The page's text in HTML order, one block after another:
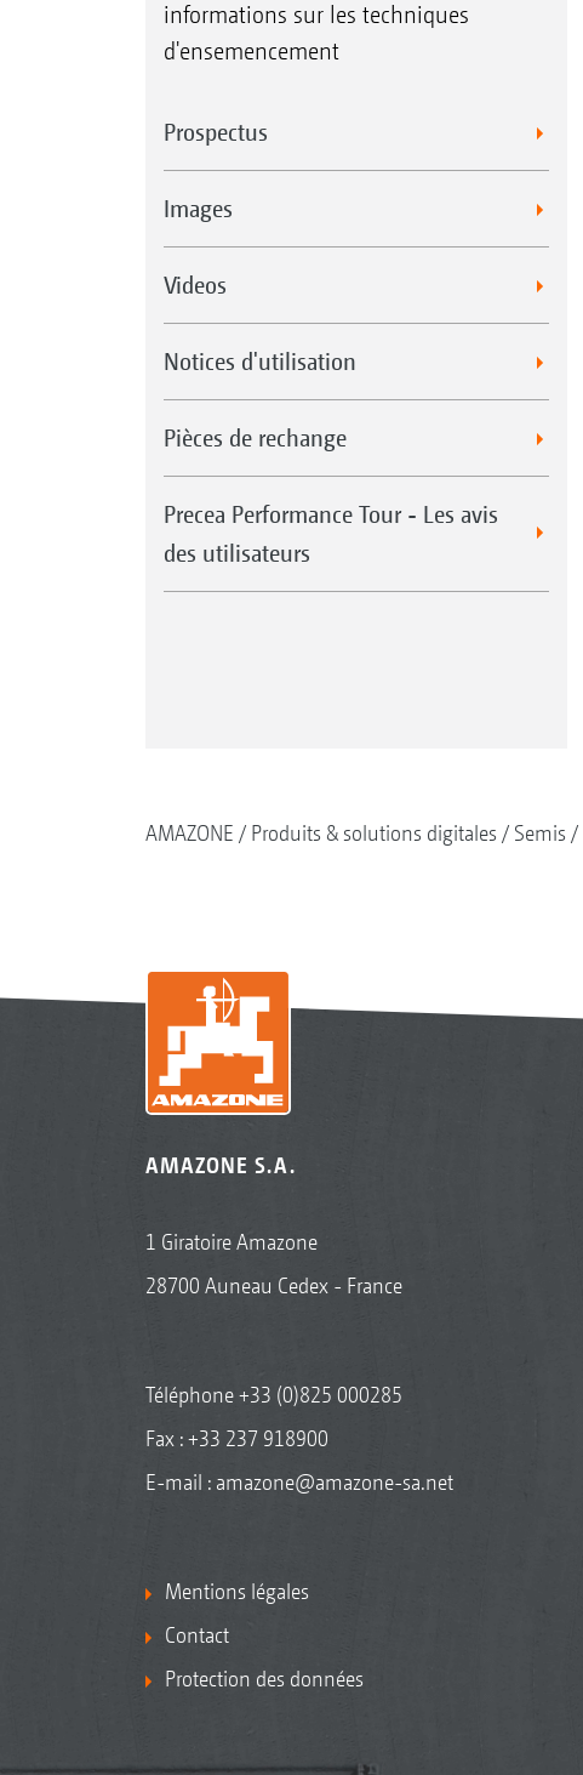
informations sur les techniques
d'ensemencement
Prospectus
Images
Videos
Notices d'utilisation
Pièces de rechange
Precea Performance Tour - Les avis
des utilisateurs
AMAZONE Produits & solutions digitales Semis
AMAZONE S.A.
1 Giratoire Amazone
28700 Auneau Cedex - France
Téléphone+33 (0)825 000285
Fax : +33 237 918900
E-mail : amazone@amazone-sa.net
Mentions légales
Contact
Protection des données